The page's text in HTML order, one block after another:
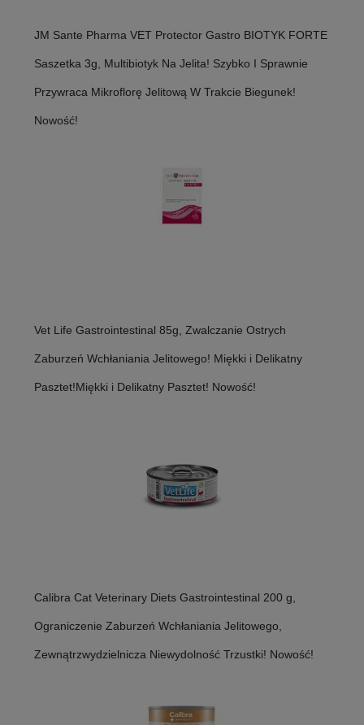
JM Sante Pharma VET Protector Gastro BIOTYK FORTE
Saszetka 3g, Multibiotyk Na Jelita! Szybko I Sprawnie
Przywraca Mikroflorę Jelitową W Trakcie Biegunek!
Nowość!
Vet Life Gastrointestinal 85g, Zwalczanie Ostrych
Zaburzeń Wchłaniania Jelitowego! Miękki i Delikatny
Pasztet!Miękki i Delikatny Pasztet! Nowość!
Calibra Cat Veterinary Diets Gastrointestinal 200 g,
Ograniczenie Zaburzeń Wchłaniania Jelitowego,
Zewnątrzwydzielnicza Niewydolność Trzustki! Nowość!